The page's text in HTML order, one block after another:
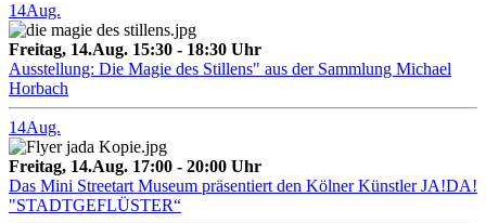
14Aug.
Freitag, 14.Aug. 15:30 - 18:30 Uhr
Ausstellung: Die Magie des Stillens" aus der Sammlung Michael
Horbach
14Aug.
Freitag, 14.Aug. 17:00 - 20:00 Uhr
Das Mini Streetart Museum präsentiert den Kölner Künstler JA!DA!
"STADTGEFLÜSTER“